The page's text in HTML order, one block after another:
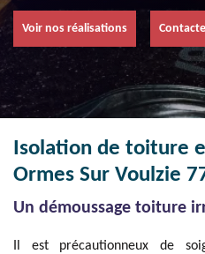
Voir nos réalisations
Isolation de toiture
Ormes Sur Voulzie
Un démoussage toiture
Il est précautionneux de